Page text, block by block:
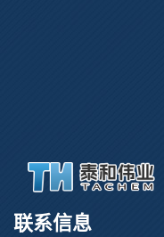
联系信息